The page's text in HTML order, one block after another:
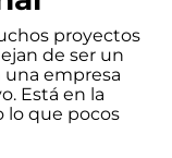
proyectos
de ser un
una empresa
Está en la
lo que pocos